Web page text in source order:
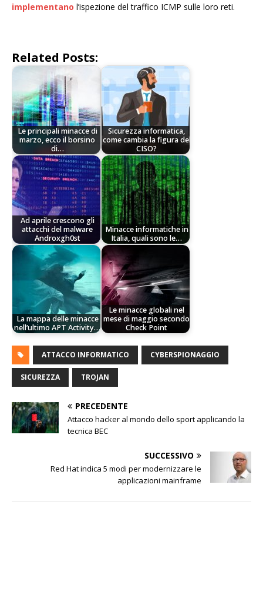
implementano l’ispezione del traffico ICMP sulle loro reti.
Related Posts:
Le principali minacce di
marzo, ecco il borsino
di…
Sicurezza informatica,
come cambia la figura del
CISO?
Ad aprile crescono gli
attacchi del malware
Androxgh0st
Minacce informatiche in
Italia, quali sono le…
La mappa delle minacce
nell’ultimo APT Activity…
Le minacce globali nel
mese di maggio secondo
Check Point
ATTACCO INFORMATICO CYBERSPIONAGGIO
SICUREZZA TROJAN
PRECEDENTE
Attacco hacker al mondo dello sport applicando la
tecnica BEC
SUCCESSIVO
Red Hat indica 5 modi per modernizzare le
applicazioni mainframe